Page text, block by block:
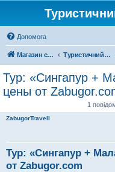
Допомога
Магазин спорядження Туристичний форум «Рюкзак»
Тур: «Сингапур +
цены от
1
ZabugorTravell
Тур: «Сингапур +
от Zabugor.com